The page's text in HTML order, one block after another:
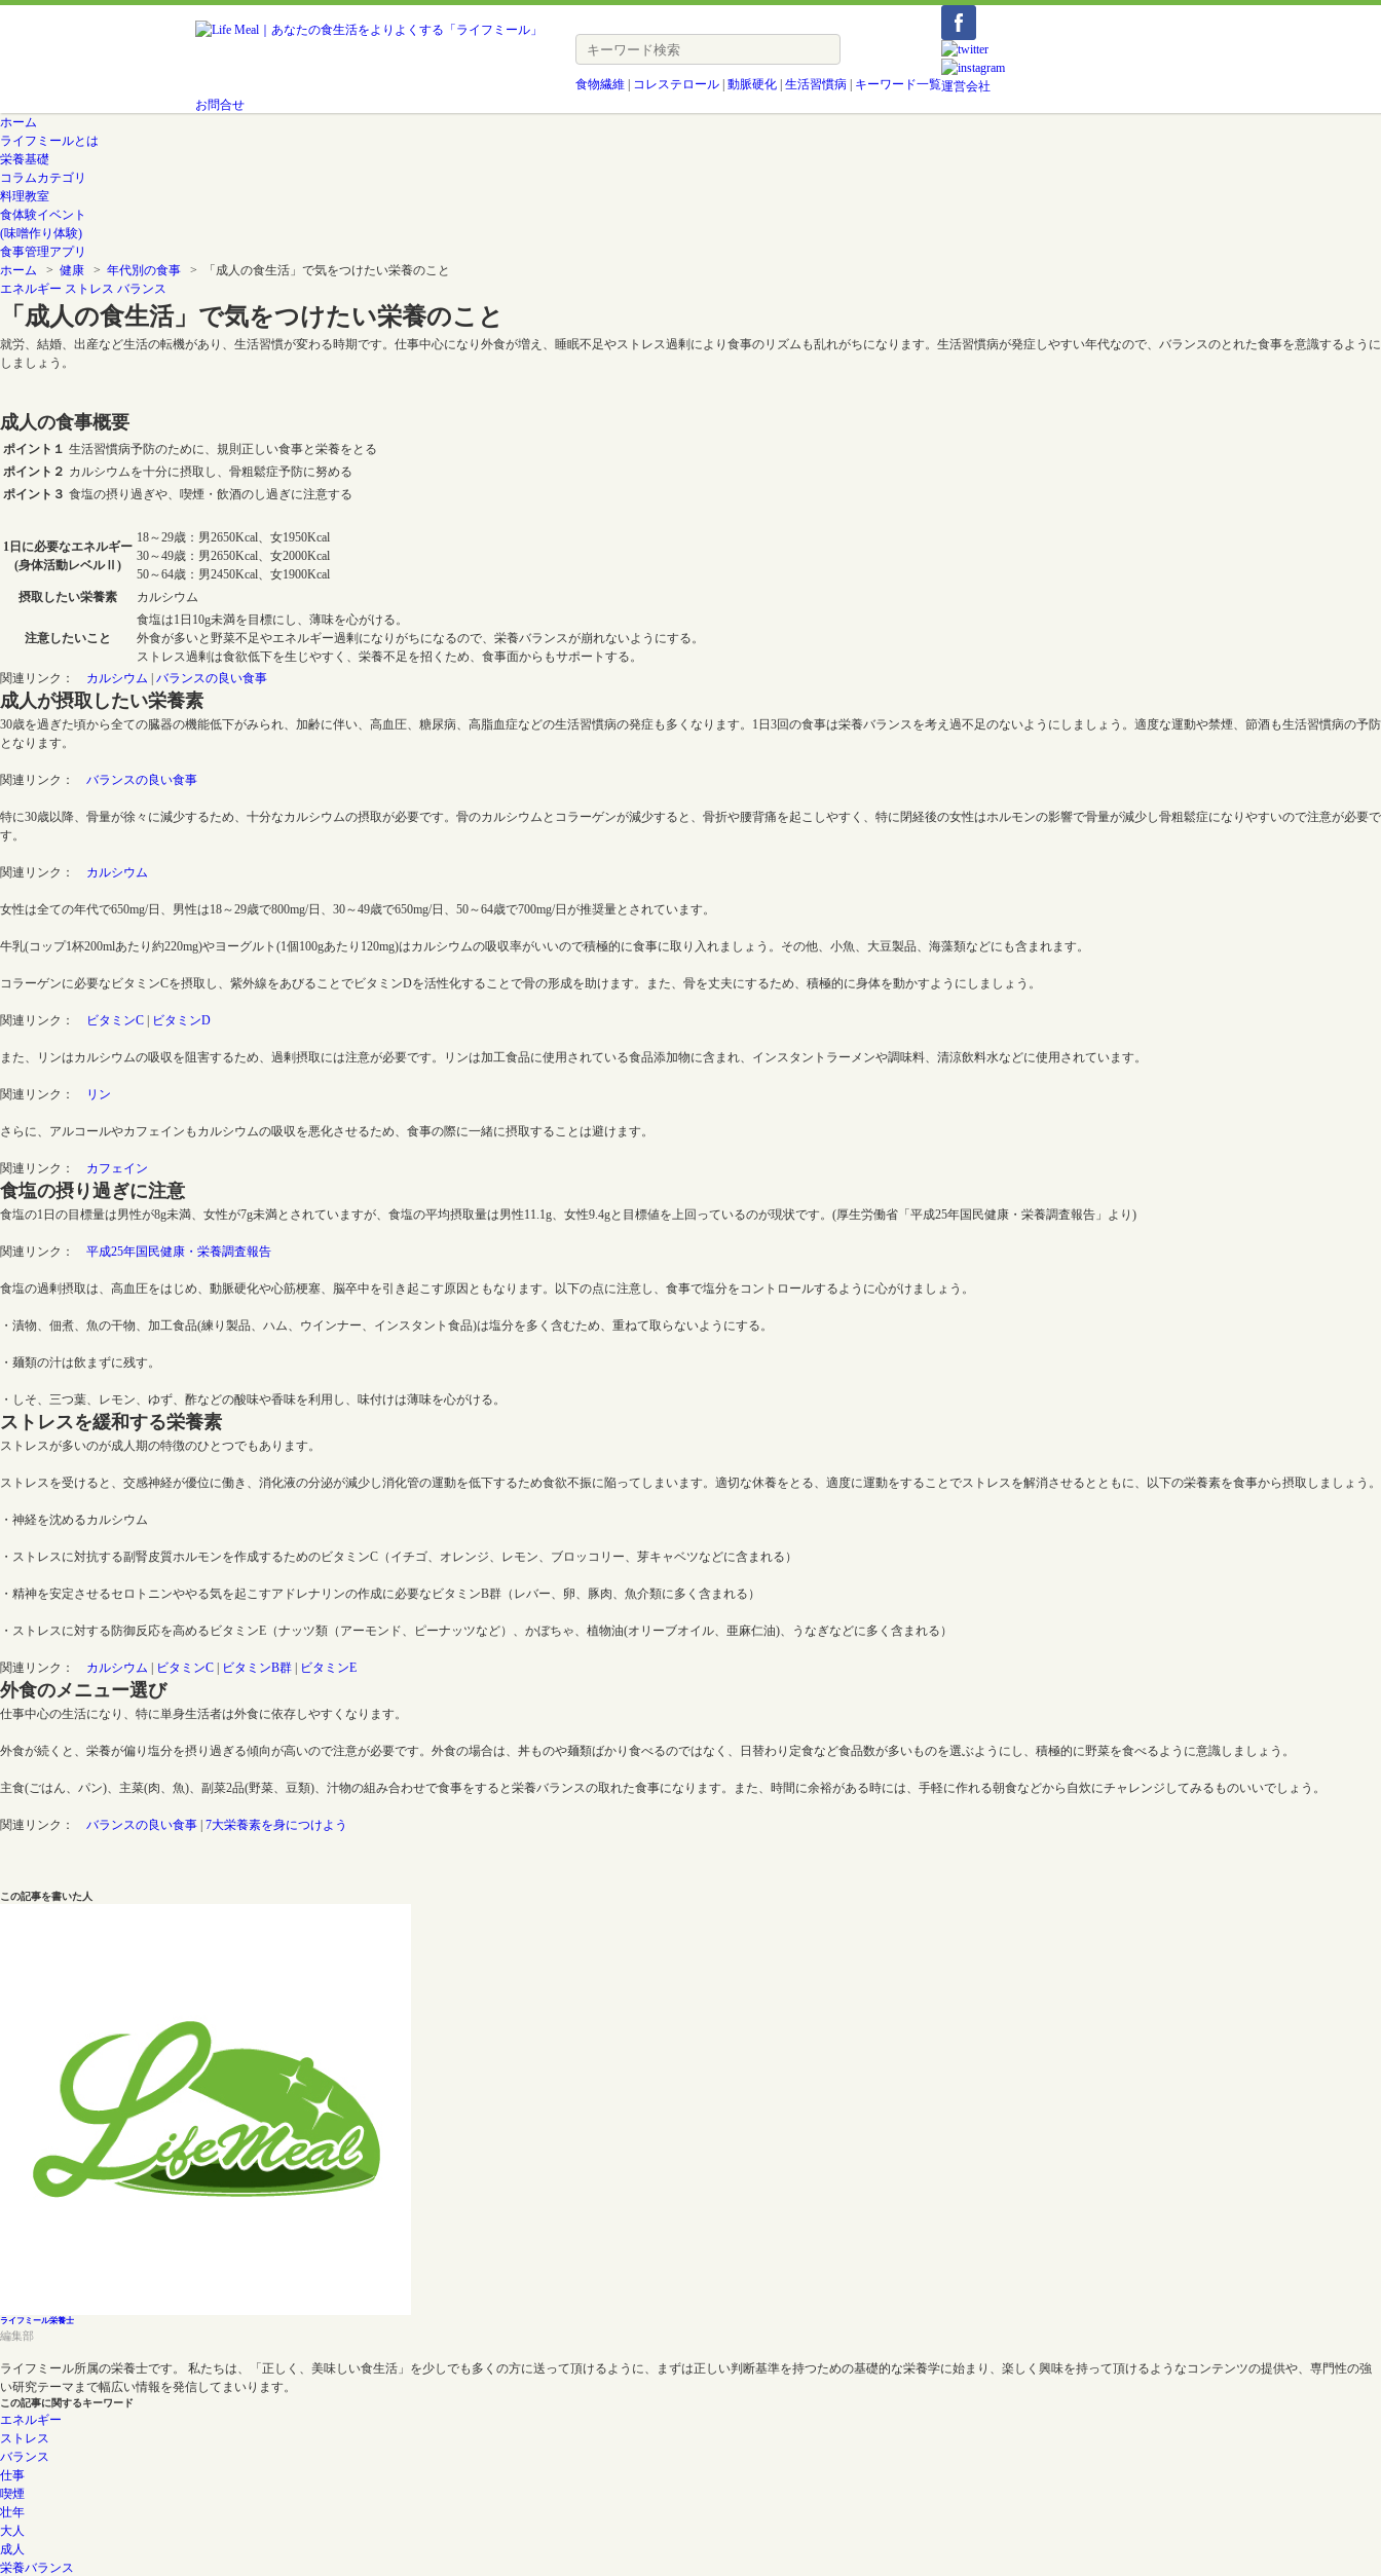
食物繊維| コレステロール| 動脈硬化| 生活習慣病| キーワード一覧運営会社
お問合せ
ホーム
ライフミールとは
栄養基礎
コラムカテゴリ
料理教室
食体験イベント
(味噌作り体験)
食事管理アプリ
ホーム > 健康 > 年代別の食事 > 「成人の食生活」で気をつけたい栄養のこと
エネルギー ストレス バランス
「成人の食生活」で気をつけたい栄養のこと
就労、結婚、出産など生活の転機があり、生活習慣が変わる時期です。仕事中心になり外食が増え、睡眠不足やストレス過剰により食事のリズムも乱れがちになります。生活習慣病が発症しやすい年代なので、バランスのとれた食事を意識するように
しましょう。
成人の食事概要
ポイント１ 生活習慣病予防のために、規則正しい食事と栄養をとる
ポイント２ カルシウムを十分に摂取し、骨粗鬆症予防に努める
ポイント３ 食塩の摂り過ぎや、喫煙・飲酒のし過ぎに注意する
1日に必要なエネルギー
(身体活動レベルⅡ)
18～29歳：男2650Kcal、女1950Kcal
30～49歳：男2650Kcal、女2000Kcal
50～64歳：男2450Kcal、女1900Kcal
摂取したい栄養素
カルシウム
注意したいこと
食塩は1日10g未満を目標にし、薄味を心がける。
外食が多いと野菜不足やエネルギー過剰になりがちになるので、栄養バランスが崩れないようにする。
ストレス過剰は食欲低下を生じやすく、栄養不足を招くため、食事面からもサポートする。
関連リンク： カルシウム バランスの良い食事
成人が摂取したい栄養素
30歳を過ぎた頃から全ての臓器の機能低下がみられ、加齢に伴い、高血圧、糖尿病、高脂血症などの生活習慣病の発症も多くなります。1日3回の食事は栄養バランスを考え過不足のないようにしましょう。適度な運動や禁煙、節酒も生活習慣病の予防
となります。
関連リンク： バランスの良い食事
特に30歳以降、骨量が徐々に減少するため、十分なカルシウムの摂取が必要です。骨のカルシウムとコラーゲンが減少すると、骨折や腰背痛を起こしやすく、特に閉経後の女性はホルモンの影響で骨量が減少し骨粗鬆症になりやすいので注意が必要で
す。
関連リンク： カルシウム
女性は全ての年代で650mg/日、男性は18～29歳で800mg/日、30～49歳で650mg/日、50～64歳で700mg/日が推奨量とされています。
牛乳(コップ1杯200mlあたり約220mg)やヨーグルト(1個100gあたり120mg)はカルシウムの吸収率がいいので積極的に食事に取り入れましょう。その他、小魚、大豆製品、海藻類などにも含まれます。
コラーゲンに必要なビタミンCを摂取し、紫外線をあびることでビタミンDを活性化することで骨の形成を助けます。また、骨を丈夫にするため、積極的に身体を動かすようにしましょう。
関連リンク： ビタミンC ビタミンD
また、リンはカルシウムの吸収を阻害するため、過剰摂取には注意が必要です。リンは加工食品に使用されている食品添加物に含まれ、インスタントラーメンや調味料、清涼飲料水などに使用されています。
関連リンク： リン
さらに、アルコールやカフェインもカルシウムの吸収を悪化させるため、食事の際に一緒に摂取することは避けます。
関連リンク： カフェイン
食塩の摂り過ぎに注意
食塩の1日の目標量は男性が8g未満、女性が7g未満とされていますが、食塩の平均摂取量は男性11.1g、女性9.4gと目標値を上回っているのが現状です。(厚生労働省「平成25年国民健康・栄養調査報告」より)
関連リンク： 平成25年国民健康・栄養調査報告
食塩の過剰摂取は、高血圧をはじめ、動脈硬化や心筋梗塞、脳卒中を引き起こす原因ともなります。以下の点に注意し、食事で塩分をコントロールするように心がけましょう。
・漬物、佃煮、魚の干物、加工食品(練り製品、ハム、ウインナー、インスタント食品)は塩分を多く含むため、重ねて取らないようにする。
・麺類の汁は飲まずに残す。
・しそ、三つ葉、レモン、ゆず、酢などの酸味や香味を利用し、味付けは薄味を心がける。
ストレスを緩和する栄養素
ストレスが多いのが成人期の特徴のひとつでもあります。
ストレスを受けると、交感神経が優位に働き、消化液の分泌が減少し消化管の運動を低下するため食欲不振に陥ってしまいます。適切な休養をとる、適度に運動をすることでストレスを解消させるとともに、以下の栄養素を食事から摂取しましょう。
・神経を沈めるカルシウム
・ストレスに対抗する副腎皮質ホルモンを作成するためのビタミンC（イチゴ、オレンジ、レモン、ブロッコリー、芽キャベツなどに含まれる）
・精神を安定させるセロトニンややる気を起こすアドレナリンの作成に必要なビタミンB群（レバー、卵、豚肉、魚介類に多く含まれる）
・ストレスに対する防御反応を高めるビタミンE（ナッツ類（アーモンド、ピーナッツなど）、かぼちゃ、植物油(オリーブオイル、亜麻仁油)、うなぎなどに多く含まれる）
関連リンク： カルシウム ビタミンC ビタミンB群 ビタミンE
外食のメニュー選び
仕事中心の生活になり、特に単身生活者は外食に依存しやすくなります。
外食が続くと、栄養が偏り塩分を摂り過ぎる傾向が高いので注意が必要です。外食の場合は、丼ものや麺類ばかり食べるのではなく、日替わり定食など食品数が多いものを選ぶようにし、積極的に野菜を食べるように意識しましょう。
主食(ごはん、パン)、主菜(肉、魚)、副菜2品(野菜、豆類)、汁物の組み合わせで食事をすると栄養バランスの取れた食事になります。また、時間に余裕がある時には、手軽に作れる朝食などから自炊にチャレンジしてみるものいいでしょう。
関連リンク： バランスの良い食事 7大栄養素を身につけよう
この記事を書いた人
ライフミール栄養士
編集部
ライフミール所属の栄養士です。 私たちは、「正しく、美味しい食生活」を少しでも多くの方に送って頂けるように、まずは正しい判断基準を持つための基礎的な栄養学に始まり、楽しく興味を持って頂けるようなコンテンツの提供や、専門性の強
い研究テーマまで幅広い情報を発信してまいります。
この記事に関するキーワード
エネルギー
ストレス
バランス
仕事
喫煙
壮年
大人
成人
栄養バランス